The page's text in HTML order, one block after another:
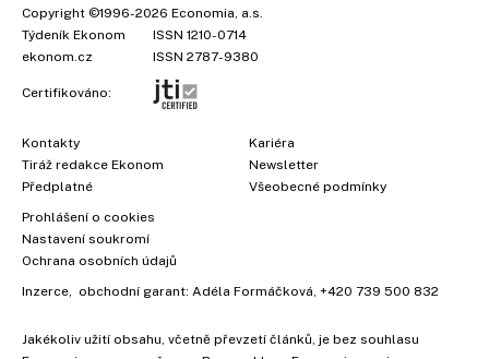
Copyright ©1996-2026 Economia, a.s.
Týdeník Ekonom
ISSN 1210-0714
ekonom.cz
ISSN 2787-9380
Certifikováno:
Kontakty
Tiráž redakce Ekonom
Předplatné
Kariéra
Newsletter
Všeobecné podmínky
Prohlášení o cookies
Nastavení soukromí
Ochrana osobních údajů
Inzerce , obchodní garant: Adéla Formáčková +420 739 500 832
Jakékoliv užití obsahu, včetně převzetí článků, je bez souhlasu